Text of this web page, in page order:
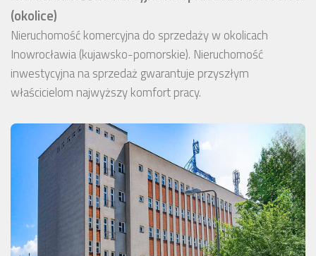
(okolice)
Nieruchomość komercyjna do sprzedaży w okolicach
Inowrocławia (kujawsko-pomorskie). Nieruchomość
inwestycyjna na sprzedaż gwarantuje przyszłym
właścicielom najwyższy komfort pracy.